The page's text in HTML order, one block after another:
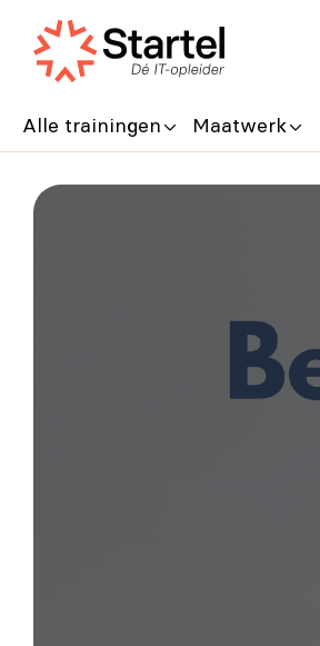
Alle trainingen Maatwerk